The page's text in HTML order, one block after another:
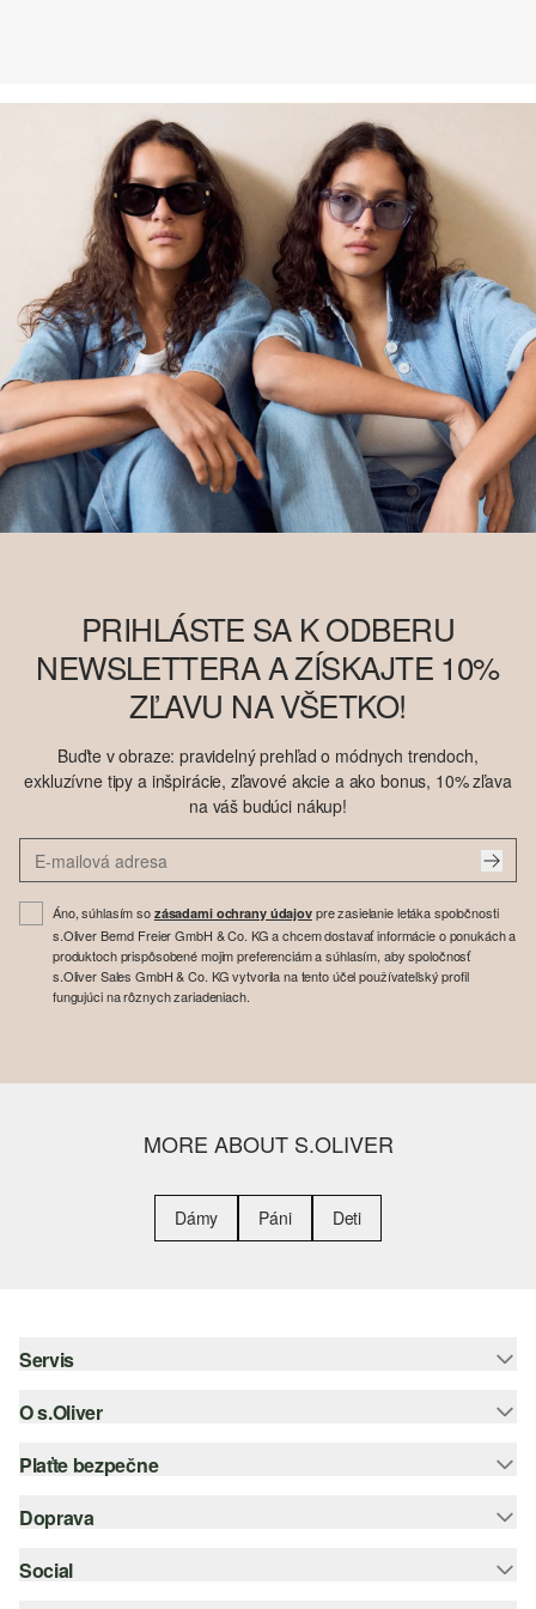
PRIHLÁSTE SA K ODBERU
NEWSLETTERA A ZÍSKAJTE 10%
ZĽAVU NA VŠETKO!
Buďte v obraze: pravidelný prehľad o módnych trendoch,
exkluzívne tipy a inšpirácie, zľavové akcie a ako bonus, 10% zľava
na váš budúci nákup!
Áno, súhlasím so zásadami ochrany údajovpre zasielanie letáka spoločnosti
s.Oliver Bernd Freier GmbH & Co. KG a chcem dostavať informácie o ponukách a
produktoch prispôsobené mojim preferenciám a súhlasím, aby spoločnosť
s.Oliver Sales GmbH & Co. KG vytvorila na tento účel používateľský profil
fungujúci na rôznych zariadeniach.
MORE ABOUT S.OLIVER
Dámy Páni Deti
Servis
Pomoc a FAQ
Nápoveda k veľkostiam
O s.Oliver
Leták
Plaťte bezpečne
Kreditná karta
Doprava
Slovenská pošta
Social